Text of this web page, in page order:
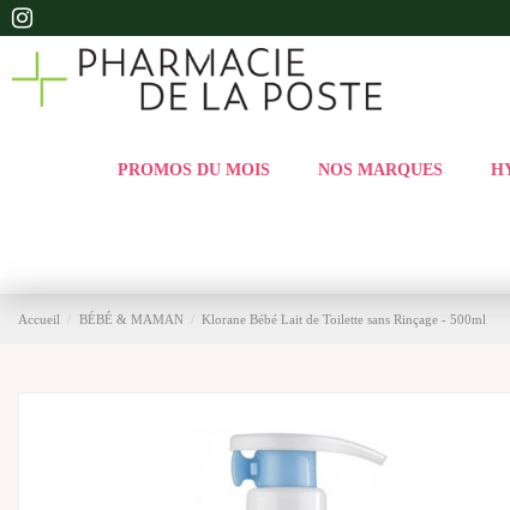
PROMOS DU MOIS NOS MARQUES
Accueil BÉBÉ & MAMAN Klorane Bébé Lait de Toilette sans Rinçage - 500ml